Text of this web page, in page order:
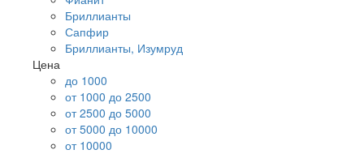
Бриллианты
Сапфир
Бриллианты, Изумруд
Цена
до 1000
от 1000 до 2500
от 2500 до 5000
от 5000 до 10000
от 10000